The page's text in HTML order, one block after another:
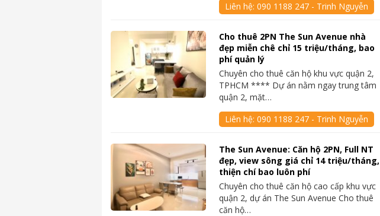
Liên hệ:090 1188 247 - Trinh Nguyễn
Cho thuê 2PN The Sun Avenue nhà
đẹp miễn chê chỉ 15 triệu/tháng, bao
phí quản lý
Chuyên cho thuê căn hộ khu vực quận 2,
TPHCM **** Dự án nằm ngay trung tâm
quận 2, mặt…
Liên hệ:090 1188 247 - Trinh Nguyễn
The Sun Avenue: Căn hộ 2PN, Full NT
đẹp, view sông giá chỉ 14 triệu/tháng,
thiện chí bao luôn phí
Chuyên cho thuê căn hộ cao cấp khu vực
quận 2, dự án The Sun Avenue Cho thuê
căn hộ…